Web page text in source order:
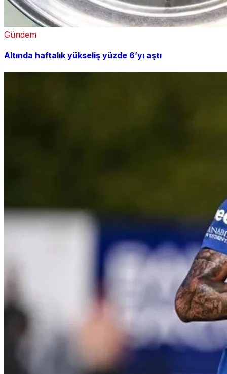
Gündem
Altında haftalık yükseliş yüzde 6’yı aştı